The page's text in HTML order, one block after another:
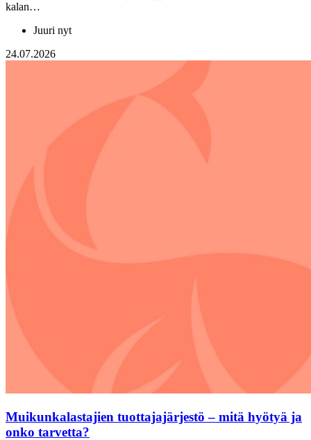
kalan…
Juuri nyt
24.07.2026
Muikunkalastajien tuottajajärjestö – mitä hyötyä ja
onko tarvetta?